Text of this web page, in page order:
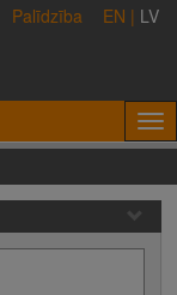
Palīdzība EN | LV